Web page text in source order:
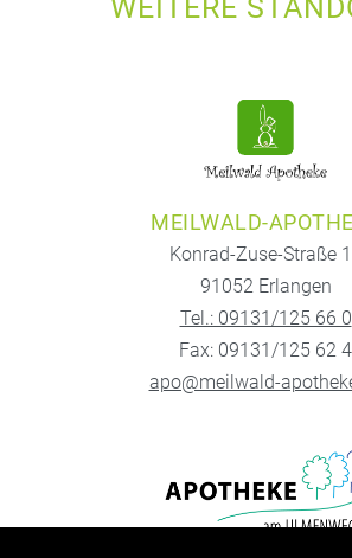
WEITERE
MEILWALD-
Konrad-Zuse-Straße
91052 Erlangen
Tel.: 09131/125 66 0
Fax: 09131/125 62 4
apo@meilwald-